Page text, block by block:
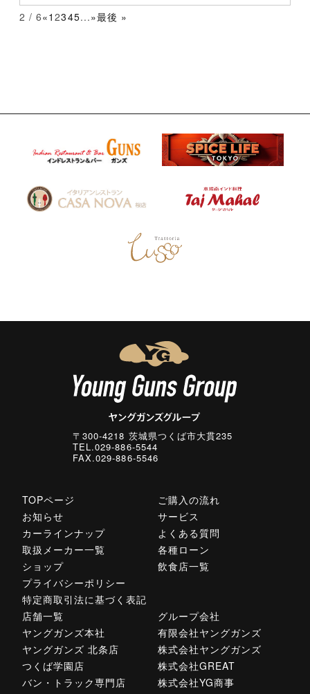
2 / 6«12345...»最後 »
〒300-4218 茨城県つくば市大貫235
TEL.029-886-5544
FAX.029-886-5546
TOPページ
お知らせ
カーラインナップ
取扱メーカー一覧
ショップ
プライバシーポリシー
特定商取引法に基づく表記
ご購入の流れ
サービス
よくある質問
各種ローン
飲食店一覧
店舗一覧
ヤングガンズ本社
ヤングガンズ 北条店
つくば学園店
バン・トラック専門店
グループ会社
有限会社ヤングガンズ
株式会社ヤングガンズ
株式会社GREAT
株式会社YG商事